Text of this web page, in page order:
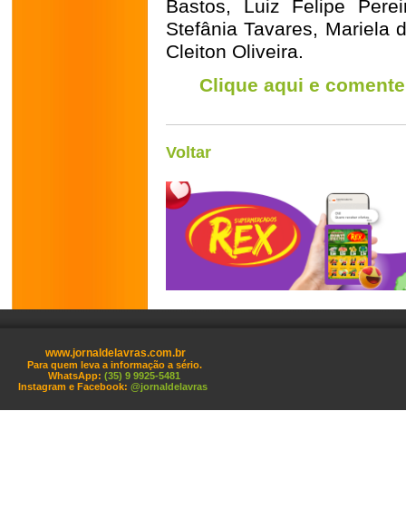
Bastos, Luiz Felipe
Stefânia Tavares, Mariela
Cleiton Oliveira.
Clique aqui e
Voltar
www.jornaldelavras.com.br
Para quem leva a informação a sério.
WhatsApp: (35) 9 9925-5481
Instagram e Facebook: @jornaldelavras